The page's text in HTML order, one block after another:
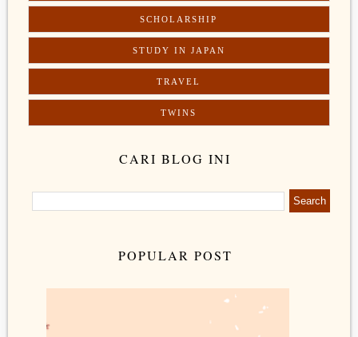
SCHOLARSHIP
STUDY IN JAPAN
TRAVEL
TWINS
CARI BLOG INI
POPULAR POST